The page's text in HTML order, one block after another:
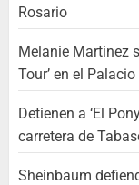
Rosario
Melanie Martinez
Tour’ en el
Detienen a ‘El
carretera de
Sheinbaum